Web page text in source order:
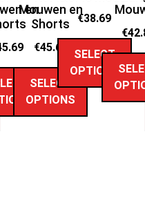
en
Mouwen en
Shorts
€45.69
SELECT
OPTIONS
€38.69
SELECT
OPTIONS
€